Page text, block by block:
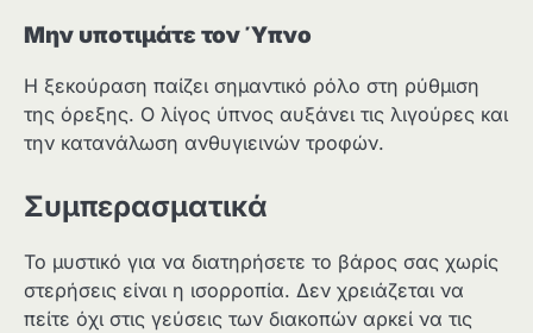
Μην υποτιμάτε τον Ύπνο
Η ξεκούραση παίζει σημαντικό ρόλο στη ρύθμιση
της όρεξης. Ο λίγος ύπνος αυξάνει τις λιγούρες και
την κατανάλωση ανθυγιεινών τροφών.
Συμπερασματικά
Το μυστικό για να διατηρήσετε το βάρος σας χωρίς
στερήσεις είναι η ισορροπία. Δεν χρειάζεται να
πείτε όχι στις γεύσεις των διακοπών αρκεί να τις